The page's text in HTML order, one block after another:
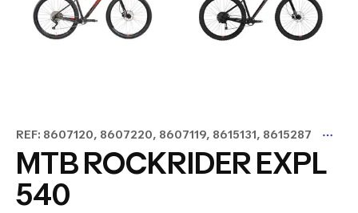
REF: 8607120, 8607220, 8607119, 8615131, 8615287
MTB ROCKRIDER EXPL
540